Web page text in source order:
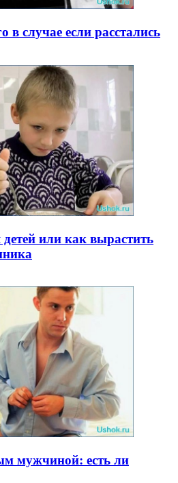
случае если расстались
или как вырастить
мужчиной: есть ли